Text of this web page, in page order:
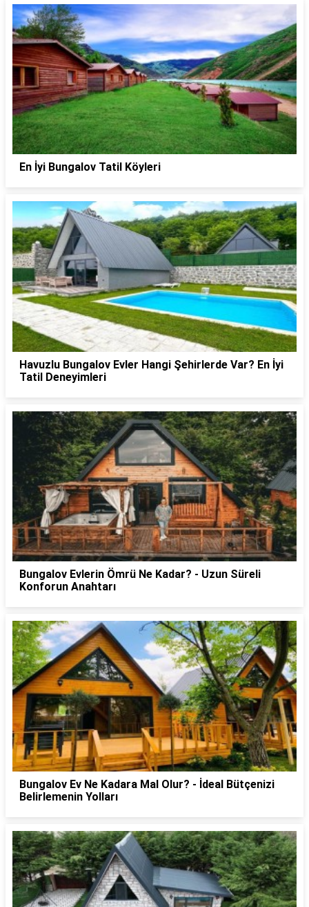
En İyi Bungalov Tatil Köyleri
Havuzlu Bungalov Evler Hangi Şehirlerde Var? En İyi
Tatil Deneyimleri
Bungalov Evlerin Ömrü Ne Kadar? - Uzun Süreli
Konforun Anahtarı
Bungalov Ev Ne Kadara Mal Olur? - İdeal Bütçenizi
Belirlemenin Yolları